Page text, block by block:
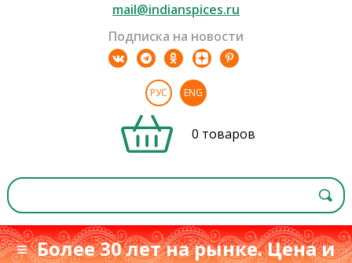
mail@indianspices.ru
Подписка на новости
РУС ENG
0 товаров
≡ Более 30 лет на рынке. Цена и